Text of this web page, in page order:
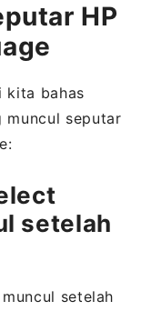
HP
kita bahas
muncul seputar
setelah
setelah